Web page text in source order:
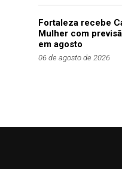
Fortaleza recebe
Mulher com
em agosto
06 de agosto de 2026